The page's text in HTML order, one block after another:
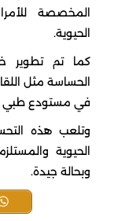
المخصصة
الحيوية.
كما تم تطوير
الحساسة مثل
في مستودع طبي
وتلعب هذه
الحيوية
وبحالة جيدة.